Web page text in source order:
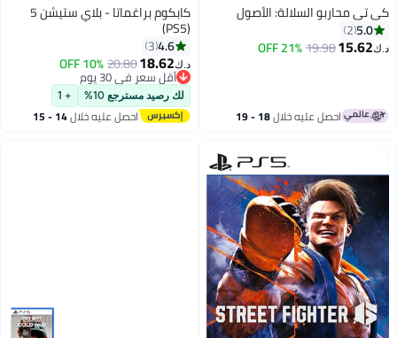
كي تي محاربو السلالة: الأصول
5.0
2
د.ك‏15.62
19.98
21% OFF
احصل عليه خلال 18 - 19
كابكوم براغماتا - بلاي ستيشن 5
(PS5)
4.6
3
د.ك‏18.62
20.80
10% OFF
أقل سعر في 30 يوم
أقل سعر في 30 يوم
لك رصيد مسترجع 10% + 1
احصل عليه خلال 14 - 15